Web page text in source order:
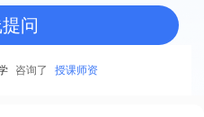
问
咨询了 授课师资